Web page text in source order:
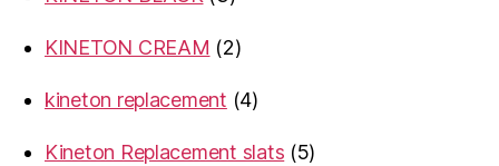
KINETON CREAM
22
kineton replacement
44
Kineton Replacement slats
55